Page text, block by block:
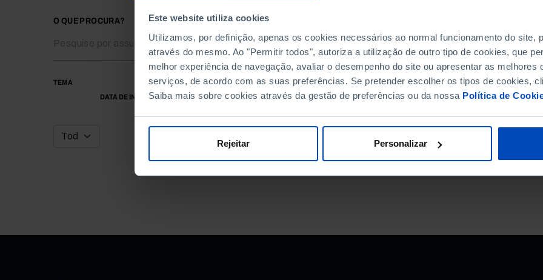
Este website utiliza cookies
Utilizamos, por definição, apenas os cookies necessários ao normal funcionamento do site,
através do mesmo. Ao "Permitir todos", autoriza a utilização de outro tipo de cookies, que
melhor experiência de navegação, avaliar o desempenho do site ou apresentar as melhores
serviços, de acordo com as suas preferências. Se pretender escolher os tipos de cookies,
Saiba mais sobre cookies através da gestão de preferências ou da nossa Política de
Rejeitar Personalizar
O QUE PROCURA?
TEMA
DATA DE INÍCIO
DATA DE FIM